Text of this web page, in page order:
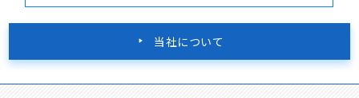
当社について